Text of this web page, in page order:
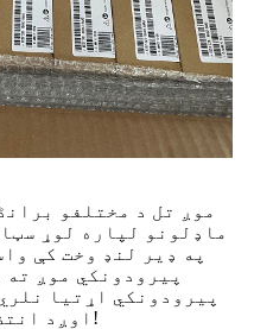
موږ تل د مختلفو
ماډلونو لپاره لوړ
په ډیر لنډ وخت کې
پیرودونکي موږ ته
پیرودونکي اړتیا
اوږد انتظار وکړي!